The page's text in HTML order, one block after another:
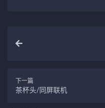
下一篇
茶杯头/同屏联机